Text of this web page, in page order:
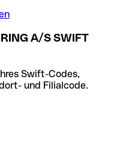
A/S SWIFT
Swift-Codes,
und Filialcode.